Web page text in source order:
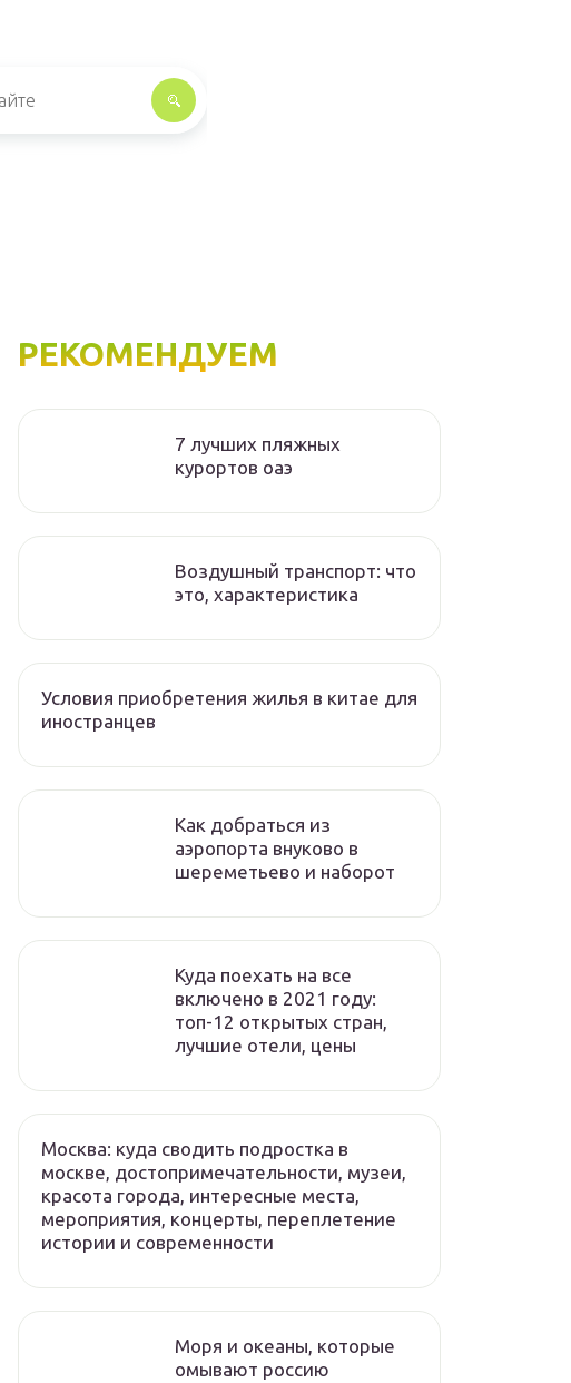
РЕКОМЕНДУЕМ
7 лучших пляжных
курортов оаэ
Воздушный транспорт: что
это, характеристика
Условия приобретения жилья в китае для
иностранцев
Как добраться из
аэропорта внуково в
шереметьево и наборот
Куда поехать на все
включено в 2021 году:
топ-12 открытых стран,
лучшие отели, цены
Москва: куда сводить подростка в
москве, достопримечательности, музеи,
красота города, интересные места,
мероприятия, концерты, переплетение
истории и современности
Моря и океаны, которые
омывают россию